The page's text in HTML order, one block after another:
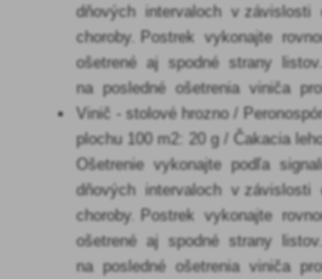
dňových intervaloch v závislosti
choroby. Postrek vykonajte
ošetrené aj spodné strany
na posledné ošetrenia viniča
Vinič - stolové hrozno /
plochu 100 m2: 20 g / Čakacia
Ošetrenie vykonajte podľa
dňových intervaloch v závislosti
choroby. Postrek vykonajte
ošetrené aj spodné strany
na posledné ošetrenia viniča